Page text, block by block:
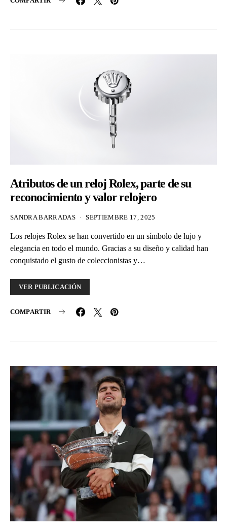
Atributos de un reloj Rolex, parte de su
reconocimiento y valor relojero
SANDRA BARRADAS SEPTIEMBRE 17, 2025
Los relojes Rolex se han convertido en un símbolo de lujo y
elegancia en todo el mundo. Gracias a su diseño y calidad han
conquistado el gusto de coleccionistas y…
VER PUBLICACIÓN
COMPARTIR